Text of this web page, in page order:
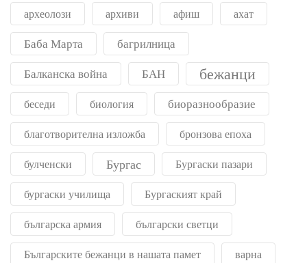
археолози архиви афиш ахат
Баба Марта багрилница
Балканска война БАН бежанци
беседи биология биоразнообразие
благотворителна изложба бронзова епоха
булченски Бургас Бургаски пазари
бургаски училища Бургаският край
българска армия български светци
Българските бежанци в нашата памет варна